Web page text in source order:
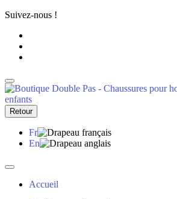
Suivez-nous !
Retour
Fr
En
Accueil